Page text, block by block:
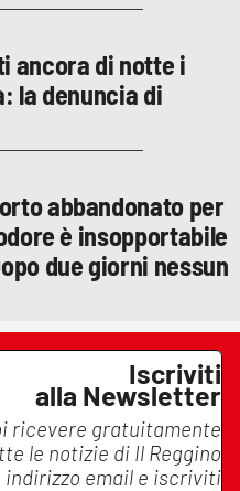
ancora di notte i
la denuncia di
abbandonato per
è insopportabile
due giorni nessun
Iscriviti
alla Newsletter
ricevere gratuitamente
le notizie di Il Reggino
indirizzo email e iscriviti